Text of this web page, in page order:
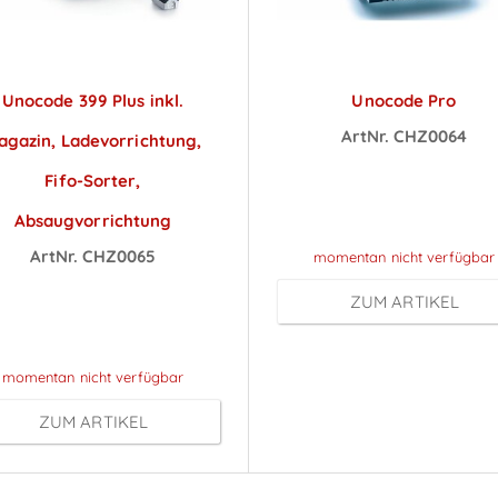
Unocode 399 Plus inkl.
Ladevorrichtung,
Fifo-Sorter,
Absaugvorrichtung
ArtNr. CHZ0065
momentan nicht verfügbar
ZUM ARTIKEL
Unocode Pro
ArtNr. CHZ0064
momentan nicht verfügbar
ZUM ARTIKEL